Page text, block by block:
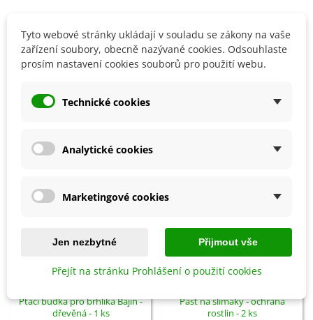
Detaily produktu
Přidat do košíku
Ptačí budka pro brhlíka Bajin -
dřevěná - 1 ks
Přidat do košíku
Past na slimáky - ochrana
rostlin - 2 ks
Tyto webové stránky ukládají v souladu se zákony na vaše
zařízení soubory, obecně nazývané cookies. Odsouhlaste
prosím nastavení cookies souborů pro použití webu.
Technické cookies
Analytické cookies
Marketingové cookies
Jen nezbytné Přijmout vše
Přejít na stránku Prohlášení o použití cookies